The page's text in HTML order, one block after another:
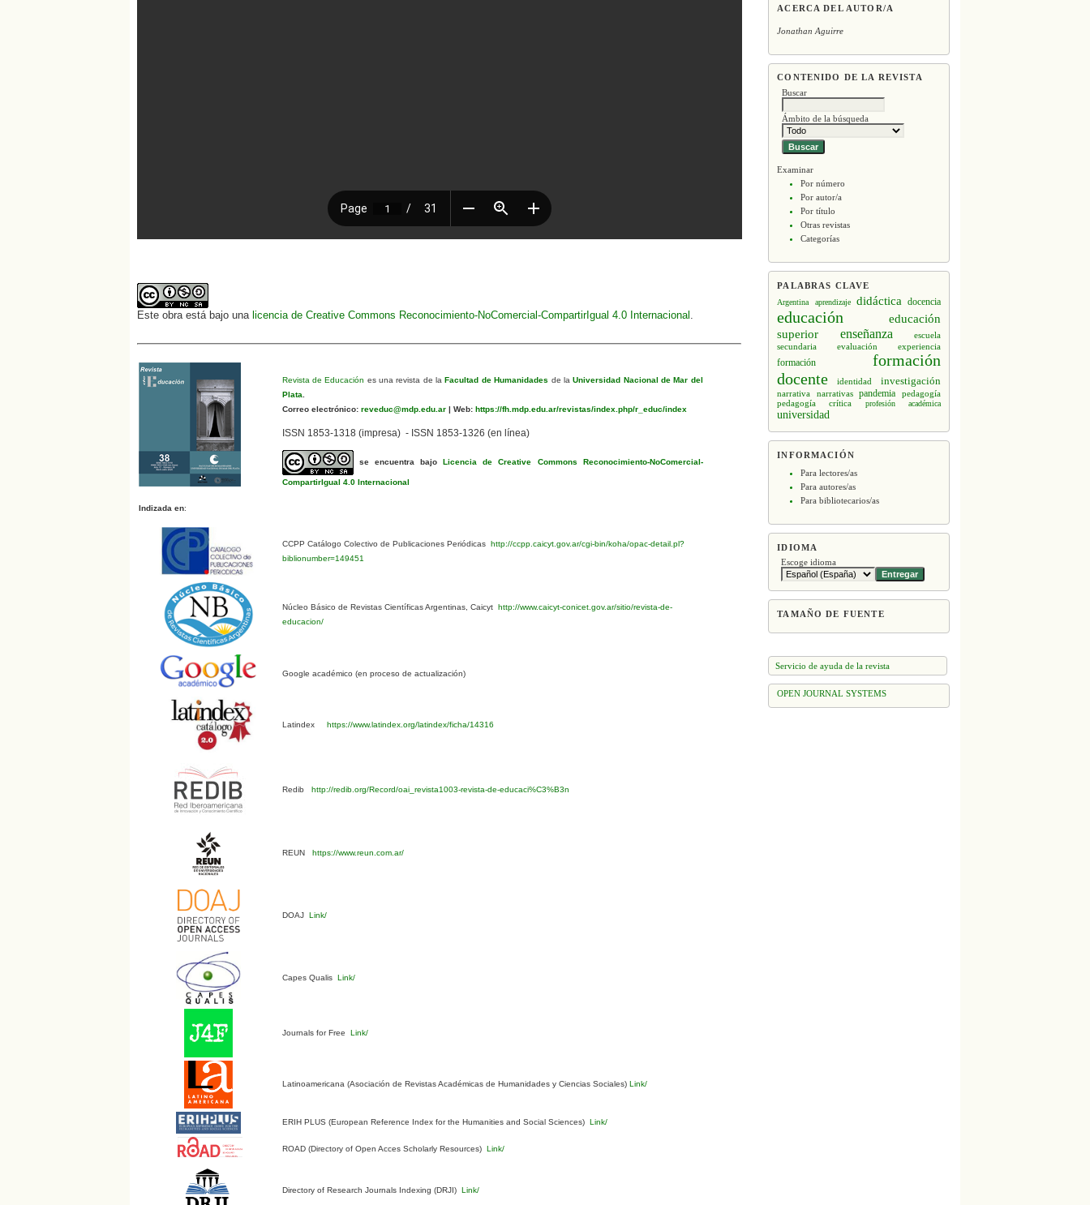
ACERCA DEL AUTOR/A
Jonathan Aguirre
CONTENIDO DE LA REVISTA
Buscar
Ámbito de la búsqueda
Examinar
Por número
Por autor/a
Por título
Otras revistas
Categorías
PALABRAS CLAVE
Argentina aprendizaje didáctica docencia
educación
educación
superior
enseñanza
escuela
secundaria
evaluación
experiencia
formación
formación
docente
identidad investigación
narrativa narrativas pandemia
pedagogía
pedagogía crítica
profesión académica
universidad
INFORMACIÓN
Para lectores/as
Para autores/as
Para bibliotecarios/as
IDIOMA
Escoge idioma
TAMAÑO DE FUENTE
Servicio de ayuda de la revista
OPEN JOURNAL SYSTEMS
Este obra está bajo una licencia de Creative Commons Reconocimiento-NoComercial-CompartirIgual 4.0 Internacional .
Revista de Educación es una revista de la Facultad de Humanidades de la Universidad Nacional de Mar del
Plata
Correo electrónico:reveduc@mdp.edu.ar| Web:https://fh.mdp.edu.ar/revistas/index.php/r_educ/index
ISSN 1853-1318 (impresa) - ISSN 1853-1326 (en línea)
se encuentra bajoLicencia de Creative Commons Reconocimiento-NoComercial-
CompartirIgual 4.0 Internacional
Indizada en:
CCPP Catálogo Colectivo de Publicaciones Periódicas http://ccpp.caicyt.gov.ar/cgi-bin/koha/opac-detail.pl?
biblionumber=149451
Núcleo Básico de Revistas Científicas Argentinas, Caicyt http://www.caicyt-conicet.gov.ar/sitio/revista-de-
educacion/
Google académico (en proceso de actualización)
Latindex https://www.latindex.org/latindex/ficha/14316
Redib http://redib.org/Record/oai_revista1003-revista-de-educaci%C3%B3n
REUN https://www.reun.com.ar/
DOAJ Link/
Capes Qualis Link/
Journals for Free Link/
Latinoamericana (Asociación de Revistas Académicas de Humanidades y Ciencias Sociales)Link/
ERIH PLUS (European Reference Index for the Humanities and Social Sciences) Link/
ROAD (Directory of Open Acces Scholarly Resources) Link/
Directory of Research Journals Indexing (DRJI) Link/